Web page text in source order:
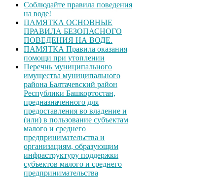
Соблюдайте правила поведения
на воде!
ПАМЯТКА ОСНОВНЫЕ
ПРАВИЛА БЕЗОПАСНОГО
ПОВЕДЕНИЯ НА ВОДЕ.
ПАМЯТКА Правила оказания
помощи при утоплении
Перечнь муниципального
имущества муниципального
района Балтачевский район
Республики Башкортостан,
предназначенного для
предоставления во владение и
(или) в пользование субъектам
малого и среднего
предпринимательства и
организациям, образующим
инфраструктуру поддержки
субъектов малого и среднего
предпринимательства